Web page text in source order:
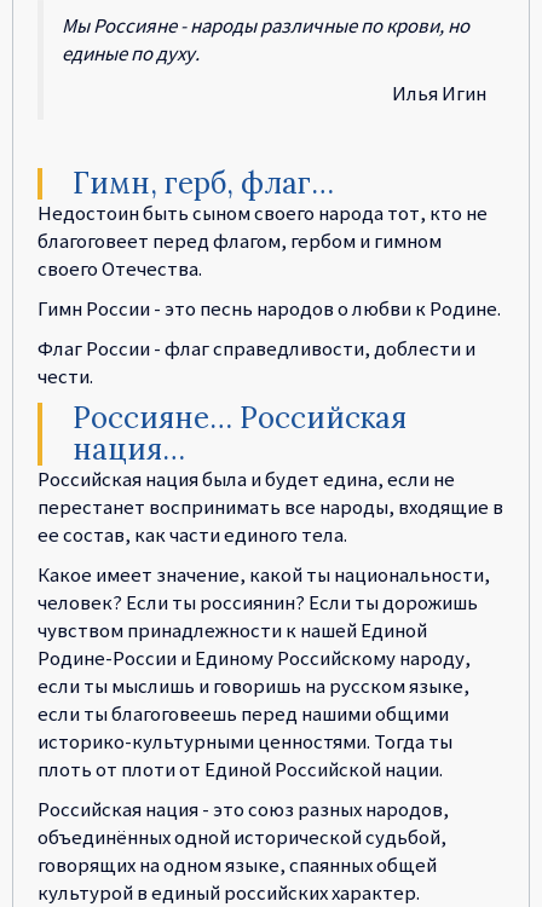
Мы Россияне - народы различные по крови, но
единые по духу.
Илья Игин
Гимн, герб, флаг…
Недостоин быть сыном своего народа тот, кто не
благоговеет перед флагом, гербом и гимном
своего Отечества.
Гимн России - это песнь народов о любви к Родине.
Флаг России - флаг справедливости, доблести и
чести.
Россияне… Российская
нация…
Российская нация была и будет едина, если не
перестанет воспринимать все народы, входящие в
ее состав, как части единого тела.
Какое имеет значение, какой ты национальности,
человек? Если ты россиянин? Если ты дорожишь
чувством принадлежности к нашей Единой
Родине-России и Единому Российскому народу,
если ты мыслишь и говоришь на русском языке,
если ты благоговеешь перед нашими общими
историко-культурными ценностями. Тогда ты
плоть от плоти от Единой Российской нации.
Российская нация - это союз разных народов,
объединённых одной исторической судьбой,
говорящих на одном языке, спаянных общей
культурой в единый российских характер.